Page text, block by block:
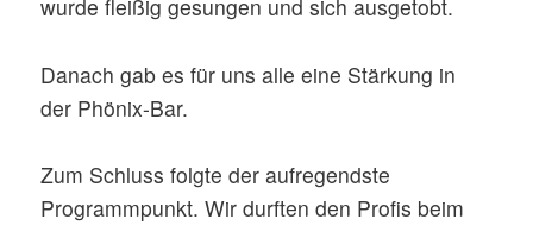
wurde fleißig gesungen und sich ausgetobt.
Danach gab es für uns alle eine Stärkung in
der Phönix-Bar.
Zum Schluss folgte der aufregendste
Programmpunkt. Wir durften den Profis beim